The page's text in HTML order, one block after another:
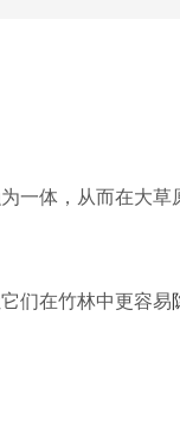
一体，从而在大草
们在竹林中更容易